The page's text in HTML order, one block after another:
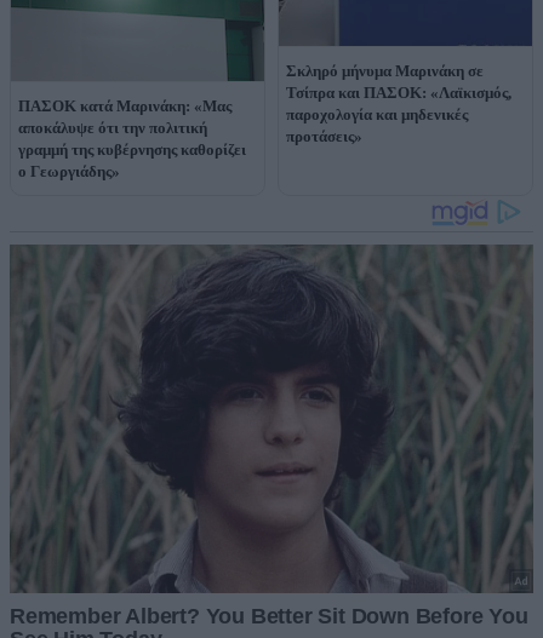
ΠΑΣΟΚ κατά Μαρινάκη: «Μας
αποκάλυψε ότι την πολιτική
γραμμή της κυβέρνησης καθορίζει
ο Γεωργιάδης»
Σκληρό μήνυμα Μαρινάκη σε
Τσίπρα και ΠΑΣΟΚ: «Λαϊκισμός,
παροχολογία και μηδενικές
προτάσεις»